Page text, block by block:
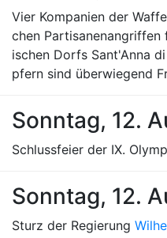
Vier Kompanien der
chen
ischen Dorfs Sant'Anna
pfern sind überwiegend
Sonntag, 12.
Schlussfeier der IX.
Sonntag, 12.
Sturz der Regierung